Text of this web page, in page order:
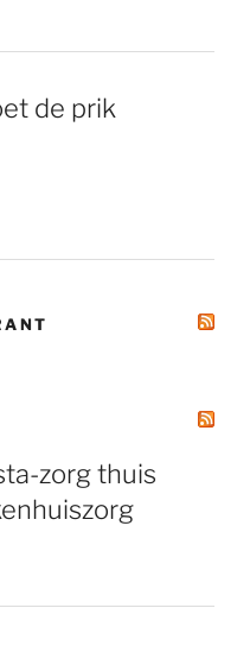
de prik
zorg thuis